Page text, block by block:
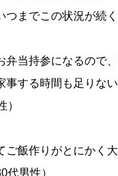
つまでこの状況が続
弁当持参になるので
する時間も足りな
）
ご飯作りがとにかく
男性）